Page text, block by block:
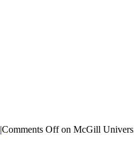
|Comments Offon McGill